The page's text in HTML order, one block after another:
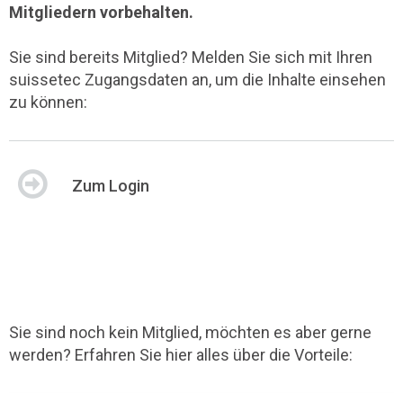
Mitgliedern vorbehalten.
Sie sind bereits Mitglied? Melden Sie sich mit Ihren
suissetec Zugangsdaten an, um die Inhalte einsehen
zu können:
Zum Login
Sie sind noch kein Mitglied, möchten es aber gerne
werden? Erfahren Sie hier alles über die Vorteile: